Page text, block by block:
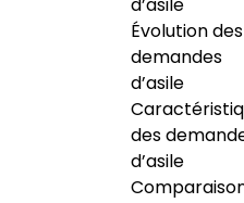
Évolution des
demandes
d’asile
des
d’asile